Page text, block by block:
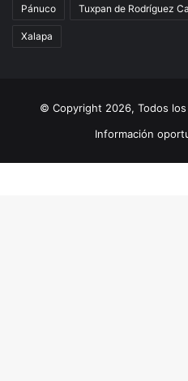
Pánuco Tuxpan de Rodríguez
Xalapa
© Copyright 2026, Todos
Información